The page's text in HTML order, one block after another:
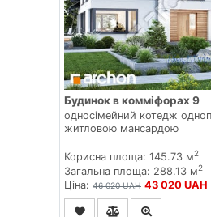
Будинок в комміфорах 9
односімейний котедж
житловою мансардою
Корисна площа: 145.73 м2
Загальна площа: 288.13 м2
Ціна: 46 020 UAH 43 020 UAH